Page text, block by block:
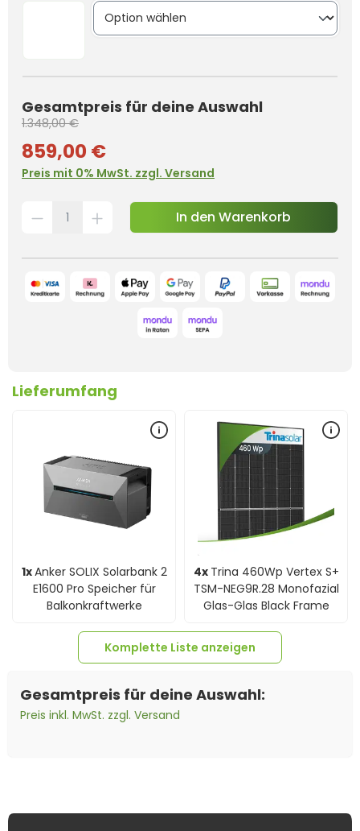
Gesamtpreis für deine Auswahl
1.348,00 €
859,00 €
Preis mit 0% MwSt. zzgl. Versand
In den Warenkorb
Lieferumfang
1xAnker SOLIX Solarbank 2
E1600 Pro Speicher für
Balkonkraftwerke
4x Trina 460Wp Vertex S+
TSM-NEG9R.28 Monofazial
Glas-Glas Black Frame
Komplette Liste anzeigen
Gesamtpreis für deine Auswahl:
Preis inkl. MwSt. zzgl. Versand